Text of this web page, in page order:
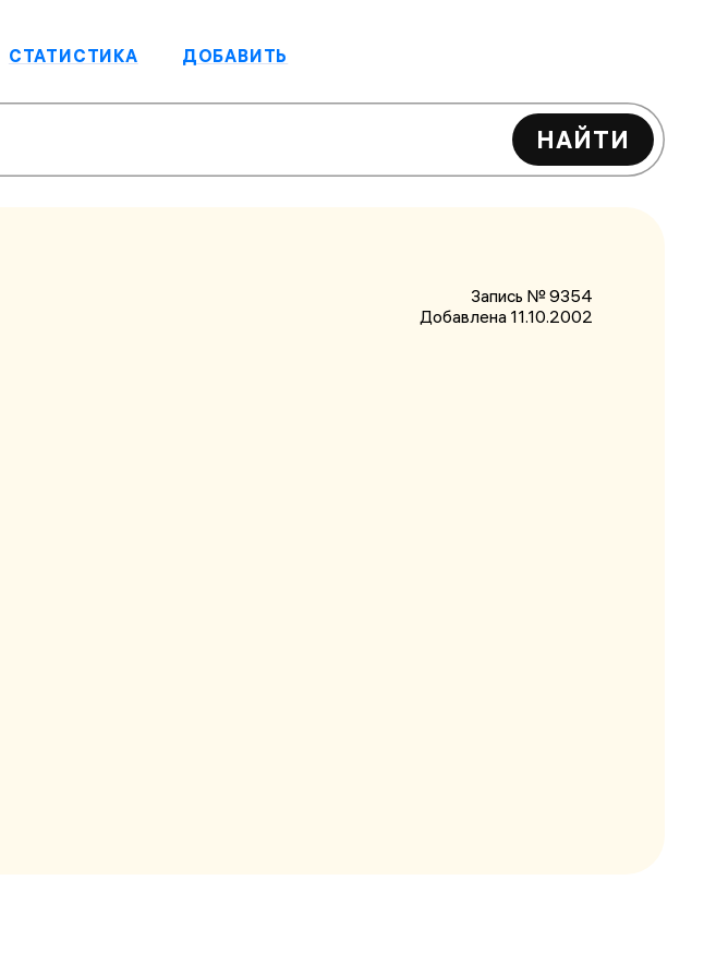
СТАТИСТИКА ДОБАВИТЬ
НАЙТИ
Запись № 9354
Добавлена 11.10.2002